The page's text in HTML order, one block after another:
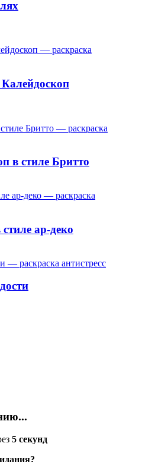
в стиле Бритто
ар-деко
5 секунд